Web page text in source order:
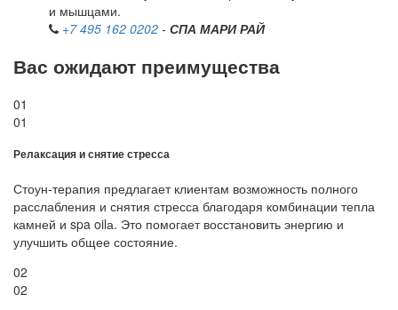
и мышцами.
+7 495 162 0202 - СПА МАРИ РАЙ
Вас ожидают преимущества
01
01
Релаксация и снятие стресса
Стоун-терапия предлагает клиентам возможность полного
расслабления и снятия стресса благодаря комбинации тепла
камней и spa oilа. Это помогает восстановить энергию и
улучшить общее состояние.
02
02